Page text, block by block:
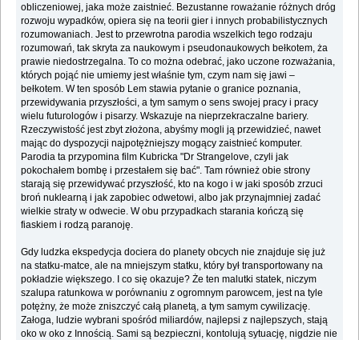
obliczeniowej, jaka może zaistnieć. Bezustanne roważanie różnych dróg
rozwoju wypadków, opiera się na teorii gier i innych probabilistycznych
rozumowaniach. Jest to przewrotna parodia wszelkich tego rodzaju
rozumowań, tak skryta za naukowym i pseudonaukowych bełkotem, ża
prawie niedostrzegalna. To co można odebrać, jako uczone rozważania,
których pojąć nie umiemy jest właśnie tym, czym nam się jawi –
bełkotem. W ten sposób Lem stawia pytanie o granice poznania,
przewidywania przyszłości, a tym samym o sens swojej pracy i pracy
wielu futurologów i pisarzy. Wskazuje na nieprzekraczalne bariery.
Rzeczywistość jest zbyt złożona, abyśmy mogli ją przewidzieć, nawet
mając do dyspozycji najpotężniejszy mogący zaistnieć komputer.
Parodia ta przypomina film Kubricka "Dr Strangelove, czyli jak
pokochałem bombę i przestałem się bać". Tam również obie strony
starają się przewidywać przyszłość, kto na kogo i w jaki sposób zrzuci
broń nuklearną i jak zapobiec odwetowi, albo jak przynajmniej zadać
wielkie straty w odwecie. W obu przypadkach starania kończą się
fiaskiem i rodzą paranoję.
Gdy ludzka ekspedycja dociera do planety obcych nie znajduje się już
na statku-matce, ale na mniejszym statku, który był transportowany na
pokładzie większego. I co się okazuje? Że ten malutki statek, niczym
szalupa ratunkowa w porównaniu z ogromnym parowcem, jest na tyle
potężny, że może zniszczyć całą planetą, a tym samym cywilizację.
Załoga, ludzie wybrani spośród miliardów, najlepsi z najlepszych, stają
oko w oko z Innością. Sami są bezpieczni, kontolują sytuację, nigdzie nie